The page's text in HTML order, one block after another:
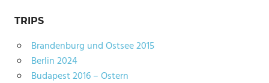
TRIPS
Brandenburg und Ostsee 2015
Berlin 2024
Budapest 2016 – Ostern